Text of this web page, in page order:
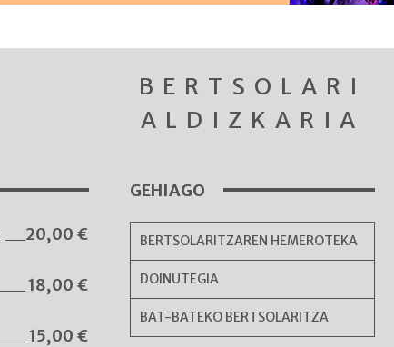
BERTSOLARI
ALDIZKARIA
20,00 €
18,00 €
15,00 €
GEHIAGO
BERTSOLARITZAREN HEMEROTEKA
DOINUTEGIA
BAT-BATEKO BERTSOLARITZA